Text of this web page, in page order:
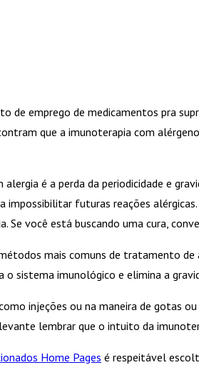
de emprego de medicamentos pra
que a imunoterapia com
é a perda da periodicidade e
impossibilitar futuras reações
Se você está buscando uma cura,
mais comuns de tratamento
o sistema imunológico e elimina a
injeções ou na maneira de gotas
lembrar que o intuito da
Home Pages é respeitável